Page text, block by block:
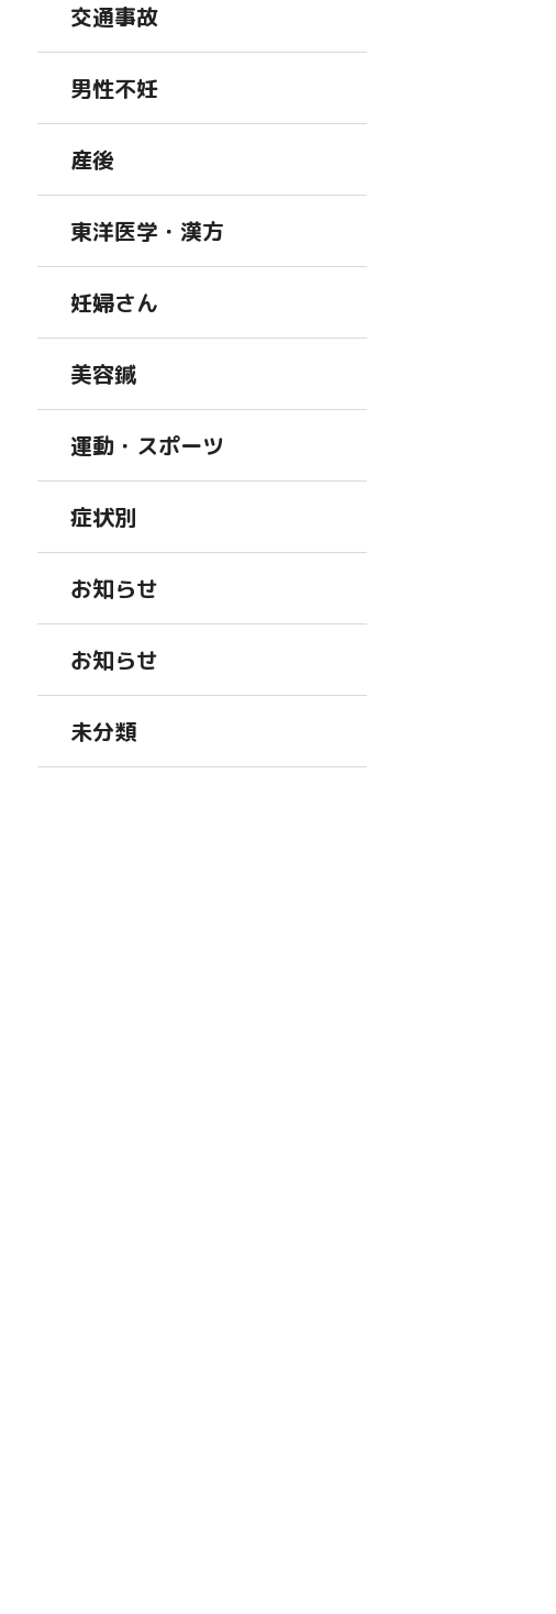
交通事故
男性不妊
産後
東洋医学・漢方
妊婦さん
美容鍼
運動・スポーツ
症状別
お知らせ
お知らせ
未分類